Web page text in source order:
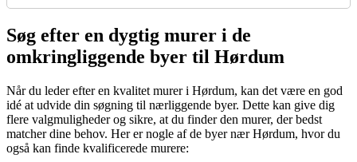
Søg efter en dygtig murer i de
omkringliggende byer til Hørdum
Når du leder efter en kvalitet murer i Hørdum, kan det være en god
idé at udvide din søgning til nærliggende byer. Dette kan give dig
flere valgmuligheder og sikre, at du finder den murer, der bedst
matcher dine behov. Her er nogle af de byer nær Hørdum, hvor du
også kan finde kvalificerede murere: